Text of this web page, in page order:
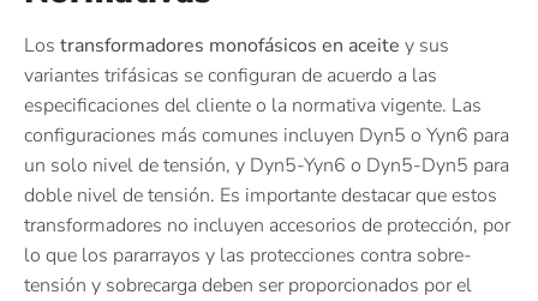
Los transformadores monofásicos en aceite y sus
variantes trifásicas se configuran de acuerdo a las
especificaciones del cliente o la normativa vigente. Las
configuraciones más comunes incluyen Dyn5 o Yyn6 para
un solo nivel de tensión, y Dyn5-Yyn6 o Dyn5-Dyn5 para
doble nivel de tensión. Es importante destacar que estos
transformadores no incluyen accesorios de protección, por
lo que los pararrayos y las protecciones contra sobre-
tensión y sobrecarga deben ser proporcionados por el